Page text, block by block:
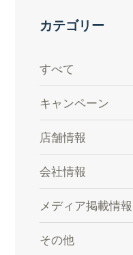
カテゴリー
すべて
キャンペーン
店舗情報
会社情報
メディア掲載情報
その他